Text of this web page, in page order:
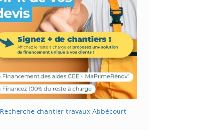
Recherche chantier travaux Abbécourt